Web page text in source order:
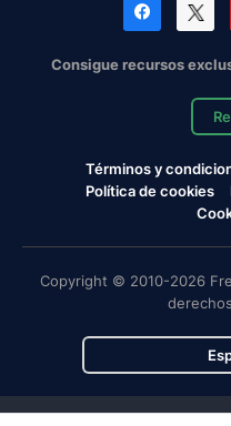
Consigue recursos
Términos y
Política de cookies
Copyright © 2010-2026